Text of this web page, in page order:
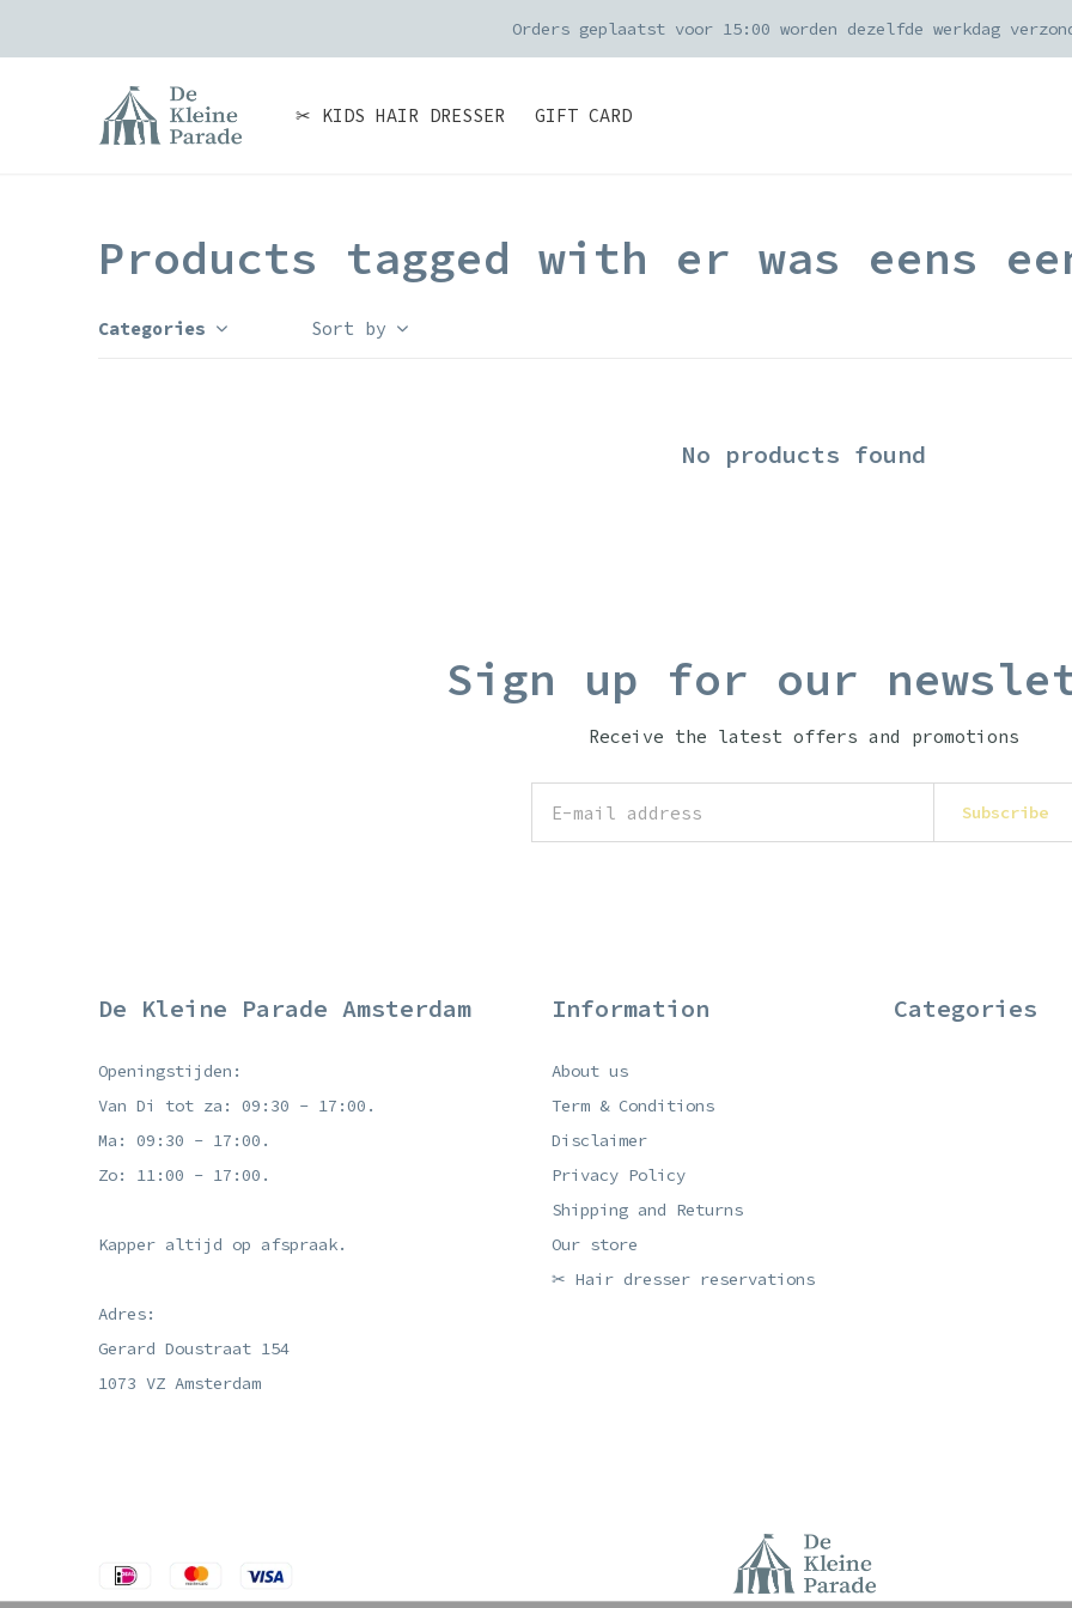
✂ KIDS HAIR DRESSER GIFT CARD
Orders geplaatst voor 15:00 worden dezelfde werkdag
Products tagged with er was eens
Categories Sort by
No products found
Sign up for our
Receive the latest offers and promotions
Subscribe
De Kleine Parade Amsterdam
Openingstijden:
Van Di tot za: 09:30 - 17:00.
Ma: 09:30 - 17:00.
Zo: 11:00 - 17:00.
Kapper altijd op afspraak.
Adres:
Gerard Doustraat 154
1073 VZ Amsterdam
Information
About us
Term & Conditions
Disclaimer
Privacy Policy
Shipping and Returns
Our store
✂ Hair dresser reservations
Categories